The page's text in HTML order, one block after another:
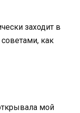
заходит в
как
мой